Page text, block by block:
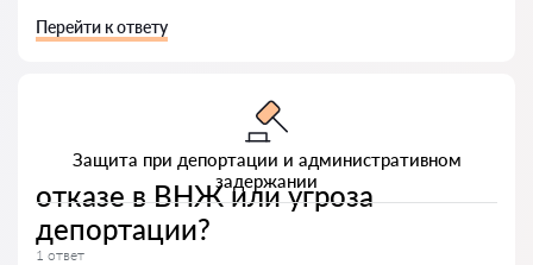
Перейти к ответу
Защита при депортации и административном
задержании
отказе в ВНЖ или угроза
депортации?
1 ответ